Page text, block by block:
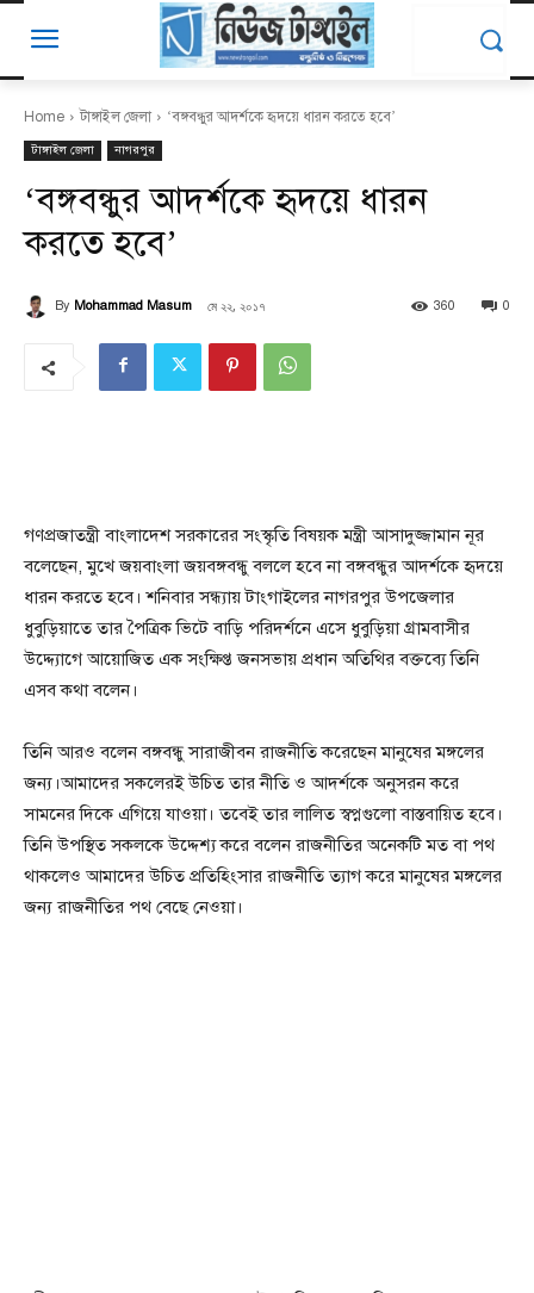
Home টাঙ্গাইল জেলা ‘বঙ্গবন্ধুর আদর্শকে হৃদয়ে ধারন করতে হবে’
টাঙ্গাইল জেলা নাগরপুর
‘বঙ্গবন্ধুর আদর্শকে হৃদয়ে ধারন
করতে হবে’
By Mohammad Masum মে ২২, ২০১৭ 0
360
গণপ্রজাতন্ত্রী বাংলাদেশ সরকারের সংস্কৃতি বিষয়ক মন্ত্রী আসাদুজ্জামান নূর
বলেছেন, মুখে জয়বাংলা জয়বঙ্গবন্ধু বললে হবে না বঙ্গবন্ধুর আদর্শকে হৃদয়ে
ধারন করতে হবে। শনিবার সন্ধ্যায় টাংগাইলের নাগরপুর উপজেলার
ধুবুড়িয়াতে তার পৈত্রিক ভিটে বাড়ি পরিদর্শনে এসে ধুবুড়িয়া গ্রামবাসীর
উদ্দ্যোগে আয়োজিত এক সংক্ষিপ্ত জনসভায় প্রধান অতিথির বক্তব্যে তিনি
এসব কথা বলেন।
তিনি আরও বলেন বঙ্গবন্ধু সারাজীবন রাজনীতি করেছেন মানুষের মঙ্গলের
জন্য।আমাদের সকলেরই উচিত তার নীতি ও আদর্শকে অনুসরন করে
সামনের দিকে এগিয়ে যাওয়া। তবেই তার লালিত স্বপ্নগুলো বাস্তবায়িত হবে।
তিনি উপস্থিত সকলকে উদ্দেশ্য করে বলেন রাজনীতির অনেকটি মত বা পথ
থাকলেও আমাদের উচিত প্রতিহিংসার রাজনীতি ত্যাগ করে মানুষের মঙ্গলের
জন্য রাজনীতির পথ বেছে নেওয়া।